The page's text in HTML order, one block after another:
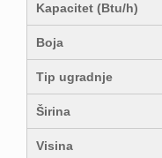
Kapacitet (Btu/h)
Boja
Tip ugradnje
Širina
Visina